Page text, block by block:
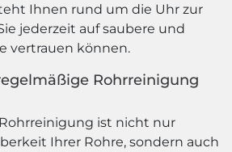
Ihnen rund um die Uhr zur
jederzeit auf saubere und
vertrauen können.
Rohrreinigung
ist nicht nur
Ihrer Rohre, sondern auch